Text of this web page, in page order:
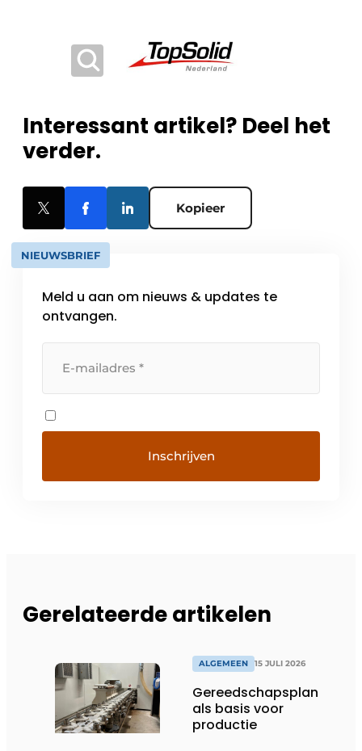
Interessant artikel? Deel het
verder.
Kopieer
NIEUWSBRIEF
Meld u aan om nieuws & updates te
ontvangen.
Gerelateerde artikelen
ALGEMEEN 15 JULI 2026
Gereedschapsplan
als basis voor
productie